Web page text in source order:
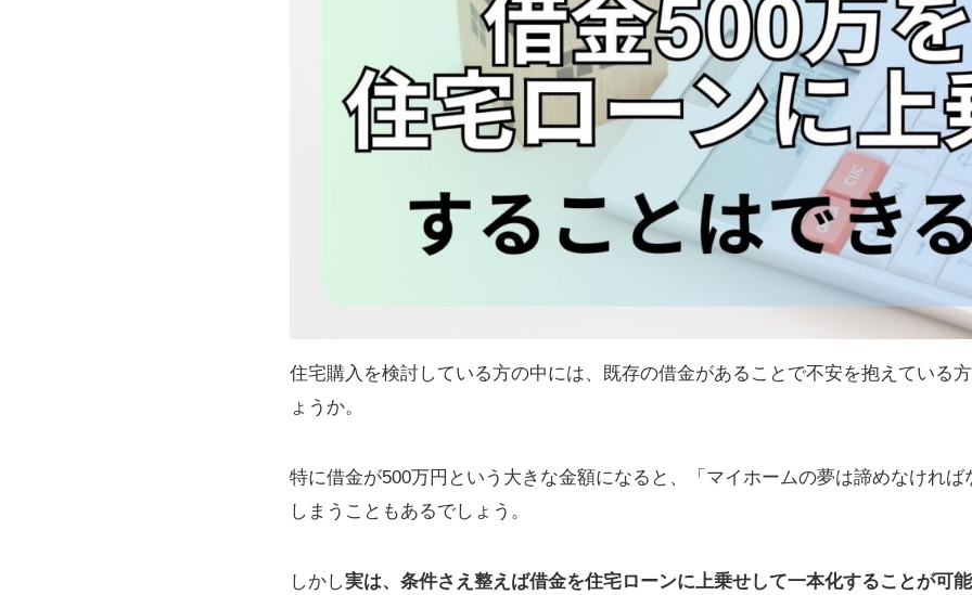
住宅購入を検討している方の中には、既存の借金があることで不安を抱えている
ょうか。
特に借金が500万円という大きな金額になると、「マイホームの夢は諦めなけれ
しまうこともあるでしょう。
しかし実は、条件さえ整えば借金を住宅ローンに上乗せして一本化することが可